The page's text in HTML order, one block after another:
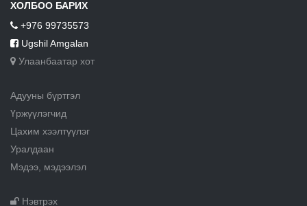
ХОЛБОО БАРИХ
+976 99735573
Ugshil Amgalan
Улаанбаатар хот
Адууны бүртгэл
Үржүүлэгчид
Цахим хээлтүүлэг
Уралдаан
Мэдээ, мэдээлэл
Нэвтрэх